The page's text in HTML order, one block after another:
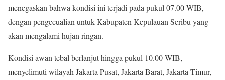
menegaskan bahwa kondisi ini terjadi pada pukul 07.00 WIB,
dengan pengecualian untuk Kabupaten Kepulauan Seribu yang
akan mengalami hujan ringan.
Kondisi awan tebal berlanjut hingga pukul 10.00 WIB,
menyelimuti wilayah Jakarta Pusat, Jakarta Barat, Jakarta Timur,